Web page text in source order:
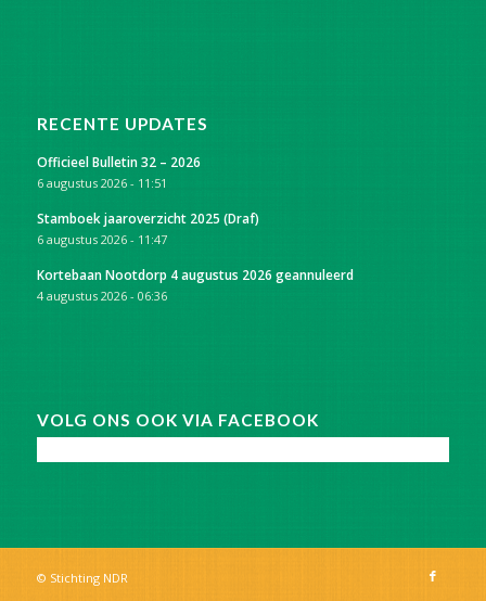
RECENTE UPDATES
Officieel Bulletin 32 – 2026
6 augustus 2026 - 11:51
Stamboek jaaroverzicht 2025 (Draf)
6 augustus 2026 - 11:47
Kortebaan Nootdorp 4 augustus 2026 geannuleerd
4 augustus 2026 - 06:36
VOLG ONS OOK VIA FACEBOOK
© Stichting NDR